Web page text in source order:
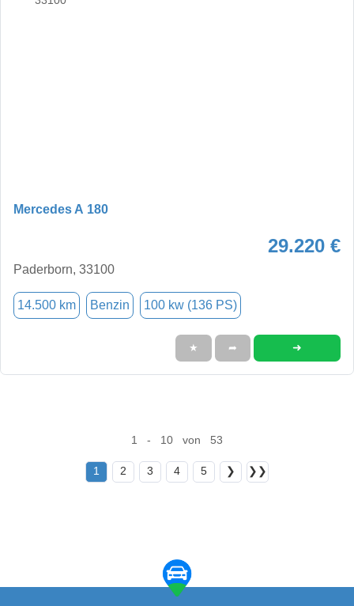
Mercedes A 180
29.220 €
Paderborn, 33100
14.500 km Benzin 100 kw (136 PS)
★ ➦ ➜
1 - 10 von 53
1 2 3 4 5 ❯ ❯❯